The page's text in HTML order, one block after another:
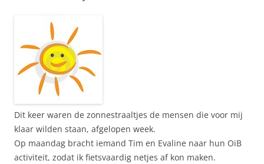
Dit keer waren de zonnestraaltjes de mensen die voor mij
klaar wilden staan, afgelopen week.
Op maandag bracht iemand Tim en Evaline naar hun OiB
activiteit, zodat ik fietsvaardig netjes af kon maken.